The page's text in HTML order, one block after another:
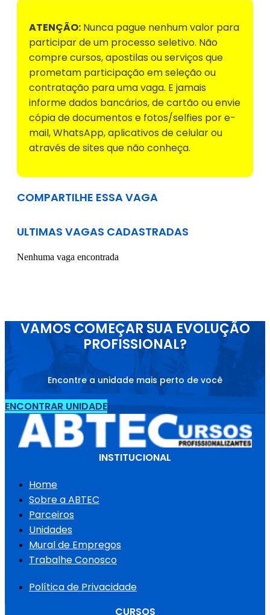
ATENÇÃO: Nunca pague nenhum valor para
participar de um processo seletivo. Não
compre cursos, apostilas ou serviços que
prometam participação em seleção ou
contratação para uma vaga. E jamais
informe dados bancários, de cartão ou envie
cópia de documentos e fotos/selfies por e-
mail, WhatsApp, aplicativos de celular ou
através de sites que não conheça.
COMPARTILHE ESSA VAGA
ULTIMAS VAGAS CADASTRADAS
Nenhuma vaga encontrada
VAMOS COMEÇAR SUA EVOLUÇÃO
PROFISSIONAL?
Encontre a unidade mais perto de você
ENCONTRAR UNIDADE
INSTITUCIONAL
Home
Sobre a ABTEC
Parceiros
Unidades
Mural de Empregos
Trabalhe Conosco
Política de Privacidade
CURSOS